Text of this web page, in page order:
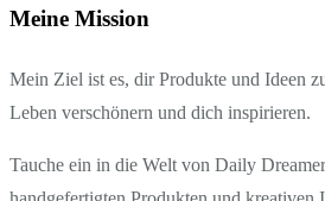
Meine Mission
Mein Ziel ist es, dir Produkte und Ideen
Leben verschönern und dich inspirieren.
Tauche ein in die Welt von Daily